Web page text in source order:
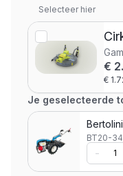
Selecteer hier
€
€
Je geselecteerde
BT20-
-